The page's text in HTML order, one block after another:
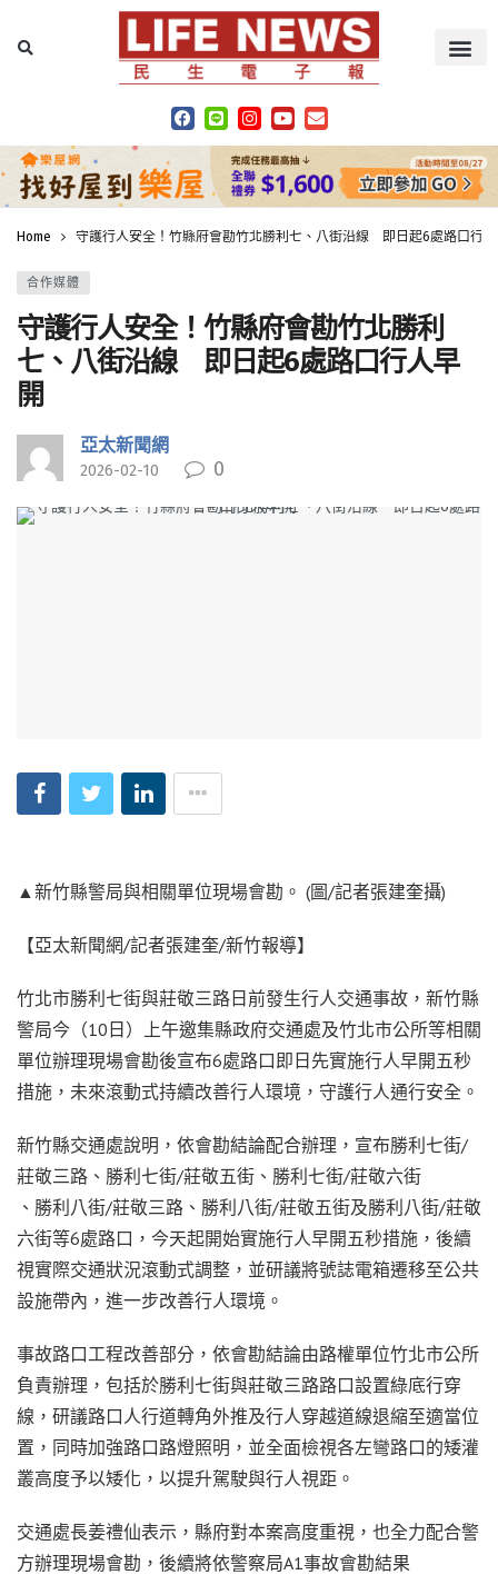
Home 守護行人安全！竹縣府會勘竹北勝利七、八街沿線 即日起6處路口行
合作媒體
守護行人安全！竹縣府會勘竹北勝利
七、八街沿線 即日起6處路口行人早
開
亞太新聞網
2026-02-10 0
▲新竹縣警局與相關單位現場會勘。 (圖/記者張建奎攝)
【亞太新聞網/記者張建奎/新竹報導】
竹北市勝利七街與莊敬三路日前發生行人交通事故，新竹縣
警局今（10日）上午邀集縣政府交通處及竹北市公所等相關
單位辦理現場會勘後宣布6處路口即日先實施行人早開五秒
措施，未來滾動式持續改善行人環境，守護行人通行安全。
新竹縣交通處說明，依會勘結論配合辦理，宣布勝利七街/
莊敬三路、勝利七街/莊敬五街、勝利七街/莊敬六街
、勝利八街/莊敬三路、勝利八街/莊敬五街及勝利八街/莊敬
六街等6處路口，今天起開始實施行人早開五秒措施，後續
視實際交通狀況滾動式調整，並研議將號誌電箱遷移至公共
設施帶內，進一步改善行人環境。
事故路口工程改善部分，依會勘結論由路權單位竹北市公所
負責辦理，包括於勝利七街與莊敬三路路口設置綠底行穿
線，研議路口人行道轉角外推及行人穿越道線退縮至適當位
置，同時加強路口路燈照明，並全面檢視各左彎路口的矮灌
叢高度予以矮化，以提升駕駛與行人視距。
交通處長姜禮仙表示，縣府對本案高度重視，也全力配合警
方辦理現場會勘，後續將依警察局A1事故會勘結果